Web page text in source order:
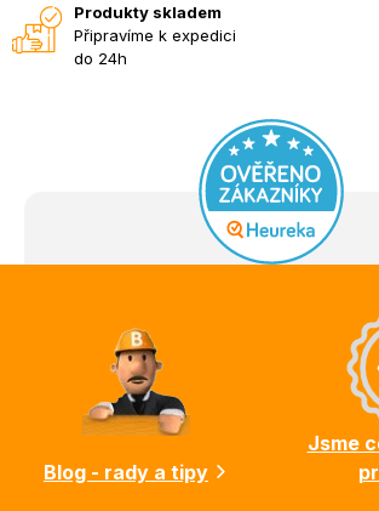
Produkty skladem
Připravíme k expedici
do 24h
Blog - rady a tipy
Jsme